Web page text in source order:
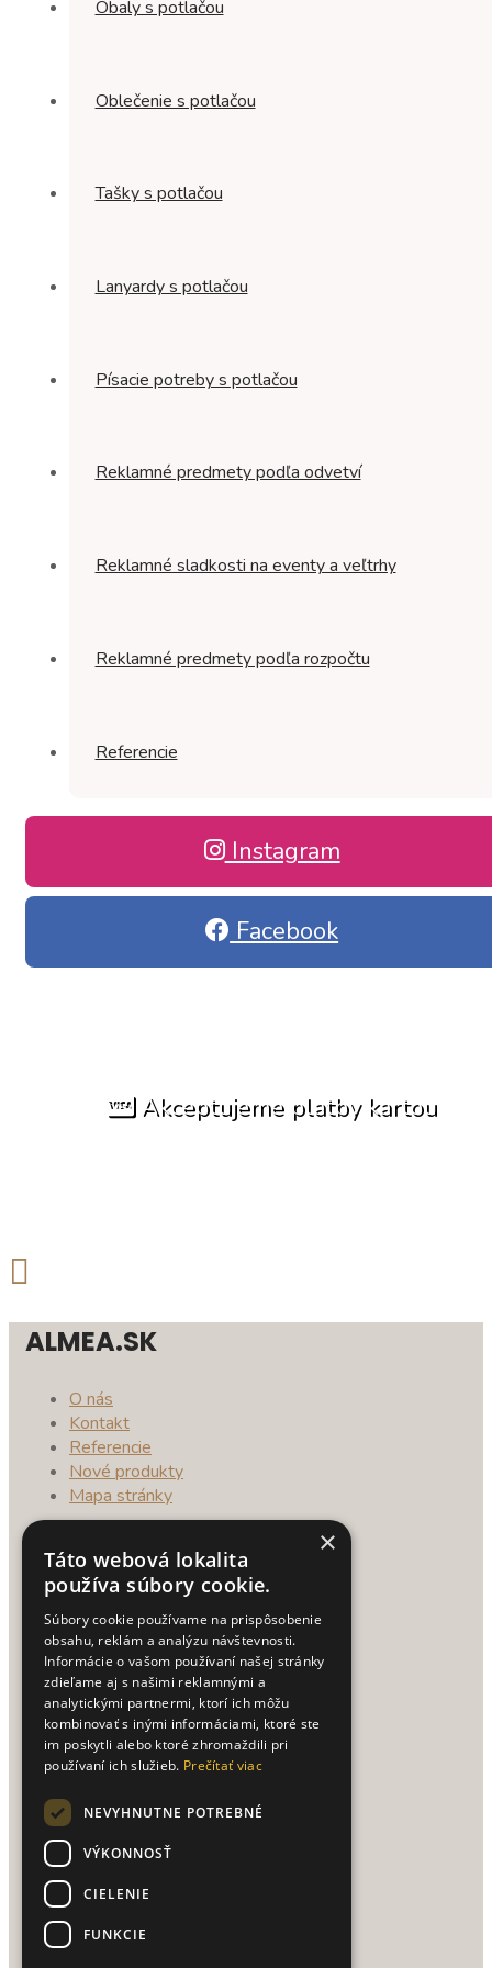
Obaly s potlačou
Oblečenie s potlačou
Tašky s potlačou
Lanyardy s potlačou
Písacie potreby s potlačou
Reklamné predmety podľa odvetví
Reklamné sladkosti na eventy a veľtrhy
Reklamné predmety podľa rozpočtu
Referencie
Instagram
Facebook
Akceptujeme platby kartou
ALMEA.SK
O nás
Kontakt
Referencie
Nové produkty
Mapa stránky
O NÁKUPE
Doprava a platba
Obchodné podmienky
Ako nakupovať
Reklamačný poriadok
Vrátenie tovaru
Spracovanie osobných údajov
UŽITOČNÉ TIPY
Texty na vianočné priania
PRE ZÁKAZNÍKOV
×
Táto webová lokalita
používa súbory cookie.
Súbory cookie používame na prispôsobenie
obsahu, reklám a analýzu návštevnosti.
Informácie o vašom používaní našej stránky
zdieľame aj s našimi reklamnými a
analytickými partnermi, ktorí ich môžu
kombinovať s inými informáciami, ktoré ste
im poskytli alebo ktoré zhromaždili pri
používaní ich služieb. Prečítať viac
NEVYHNUTNE POTREBNÉ
VÝKONNOSŤ
CIELENIE
FUNKCIE